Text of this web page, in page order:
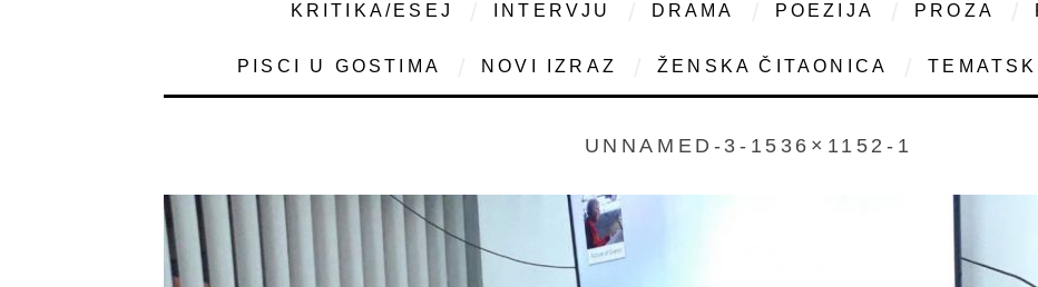
KRITIKA/ESEJ INTERVJU DRAMA POEZIJA PROZA
PISCI U GOSTIMA NOVI IZRAZ ŽENSKA ČITAONICA
UNNAMED-3-1536×1152-1